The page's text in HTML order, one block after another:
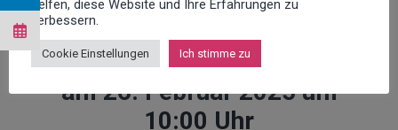
helfen, diese Website und Ihre Erfahrungen zu
verbessern.
Cookie Einstellungen Ich stimme zu